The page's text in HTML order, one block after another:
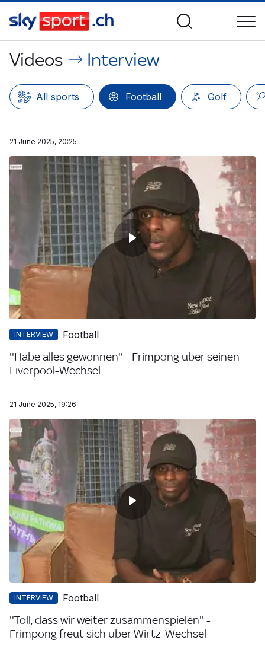
Videos Interview
All sports Football Golf
21 June 2025, 20:25
INTERVIEW Football
''Habe alles gewonnen'' - Frimpong über seinen
Liverpool-Wechsel
21 June 2025, 19:26
INTERVIEW Football
''Toll, dass wir weiter zusammenspielen'' -
Frimpong freut sich über Wirtz-Wechsel